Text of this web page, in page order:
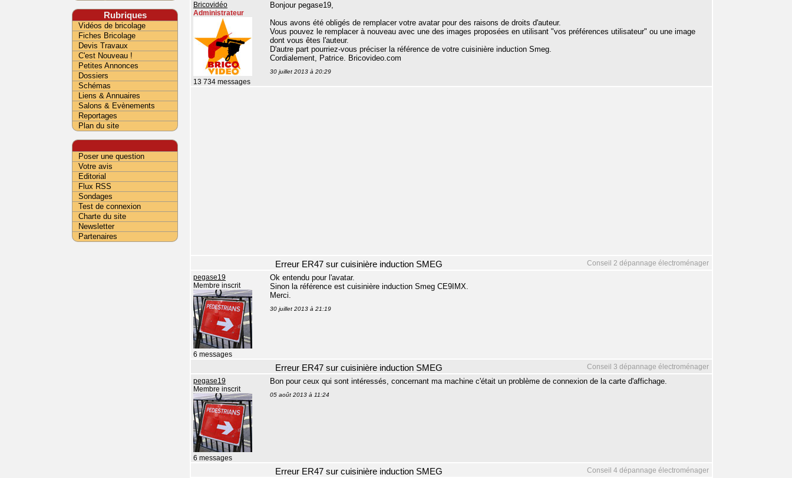
Bricovidéo
Administrateur
13 734 messages
Bonjour pegase19,
Nous avons été obligés de remplacer votre avatar pour des raisons de droits d'auteur.
Vous pouvez le remplacer à nouveau avec une des images proposées en utilisant "vos préférences utilisateur" ou une image
dont vous êtes l'auteur.
D'autre part pourriez-vous préciser la référence de votre cuisinière induction Smeg.
Cordialement, Patrice. Bricovideo.com
30 juillet 2013 à 20:29
Conseil 2 dépannage électroménager
Erreur ER47 sur cuisinière induction SMEG
pegase19
Membre inscrit
6 messages
Ok entendu pour l'avatar.
Sinon la référence est cuisinière induction Smeg CE9IMX.
Merci.
30 juillet 2013 à 21:19
Conseil 3 dépannage électroménager
Erreur ER47 sur cuisinière induction SMEG
pegase19
Membre inscrit
6 messages
Bon pour ceux qui sont intéressés, concernant ma machine c'était un problème de connexion de la carte d'affichage.
05 août 2013 à 11:24
Conseil 4 dépannage électroménager
Erreur ER47 sur cuisinière induction SMEG
Rubriques
Vidéos de bricolage
Fiches Bricolage
Devis Travaux
C'est Nouveau !
Petites Annonces
Dossiers
Schémas
Liens & Annuaires
Salons & Evènements
Reportages
Plan du site
Poser une question
Votre avis
Editorial
Flux RSS
Sondages
Test de connexion
Charte du site
Newsletter
Partenaires